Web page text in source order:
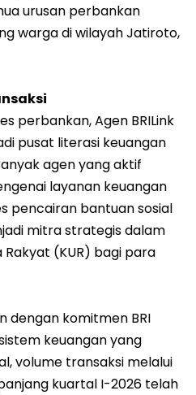
urusan perbankan
warga di wilayah Jatiroto,
perbankan, Agen BRILink
pusat literasi keuangan
agen yang aktif
layanan keuangan
pencairan bantuan sosial
mitra strategis dalam
(KUR) bagi para
dengan komitmen BRI
keuangan yang
volume transaksi melalui
kuartal I-2026 telah